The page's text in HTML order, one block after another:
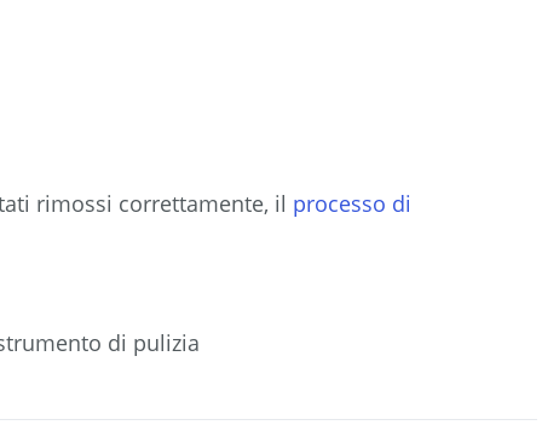
rimossi correttamente, il processo di
di pulizia